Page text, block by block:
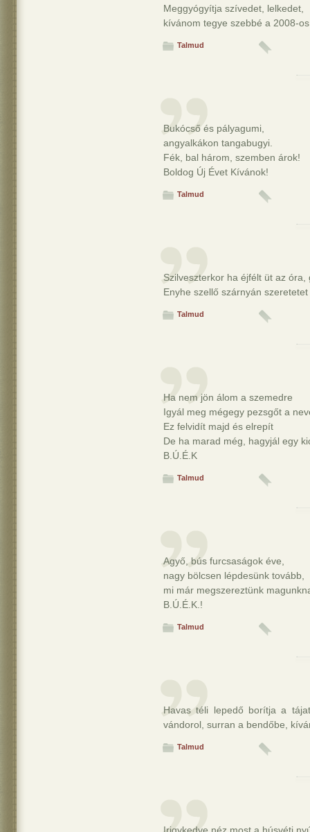
Meggyógyítja szívedet, lelkedet,
kívánom tegye szebbé a 2008-
Talmud
Bukócső és pályagumi,
angyalkákon tangabugyi.
Fék, bal három, szemben árok!
Boldog Új Évet Kívánok!
Talmud
Szilveszterkor ha éjfélt üt az
Enyhe szellő szárnyán
Talmud
Ha nem jön álom a szemedre
Igyál meg mégegy pezsgőt a
Ez felvidít majd és elrepít
De ha marad még, hagyjál egy
B.Ú.É.K
Talmud
Agyő, bús furcsaságok éve,
nagy bölcsen lépdesünk tovább,
mi már megszereztünk
B.Ú.É.K.!
Talmud
Havas téli lepedő borítja a
vándorol, surran a bendőbe,
Talmud